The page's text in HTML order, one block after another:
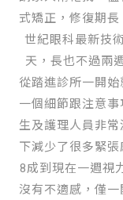
式矯正，修復期
世紀眼科最新技
天，長也不過兩
從踏進診所一開
一個細節跟注意
生及護理人員非
下減少了很多緊
8成到現在一週視
沒有不適感，僅